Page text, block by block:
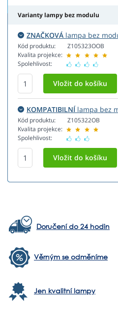
Varianty lampy bez modulu
ZNAČKOVÁ lampa bez
Kód produktu:
Kvalita projekce:
Spolehlivost:
Z105323OOB
KOMPATIBILNÍlampa bez
Kód produktu:
Kvalita projekce:
Spolehlivost:
Z105322OB
Doručení do 24 hodin
Věrným se odměníme
Jen kvalitní lampy